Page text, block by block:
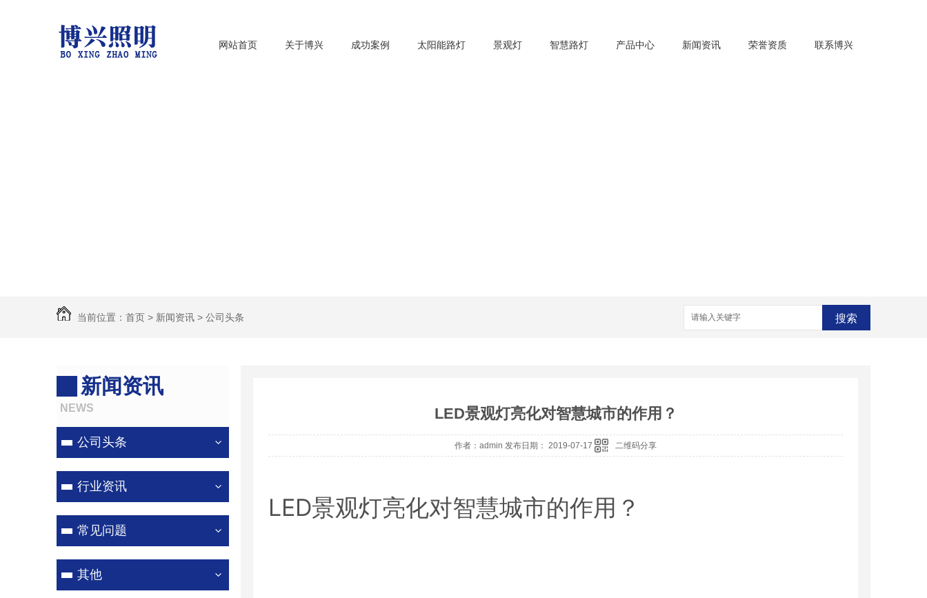
网站首页 关于博兴 成功案例 太阳能路灯 景观灯 智慧路灯 产品中心 新闻资讯 荣誉资质 联系博兴
当前位置： 首页 > 新闻资讯 > 公司头条 搜索
新闻资讯
NEWS
公司头条
行业资讯
常见问题
其他
LED景观灯亮化对智慧城市的作用？
作者：admin 发布日期： 2019-07-17 二维码分享
LED景观灯亮化对智慧城市的作用？